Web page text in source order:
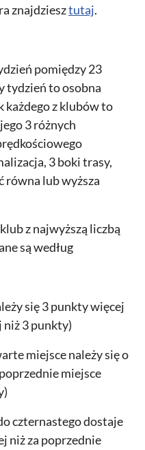
znajdziesztutaj.
pomiędzy 23
tydzień to osobna
z klubów to
3 różnych
3 boki trasy,
równa lub wyższa
z najwyższą liczbą
są według
się 3 punkty więcej
niż 3 punkty)
miejsce należy się o
miejsce
czternastego dostaje
niż za poprzednie